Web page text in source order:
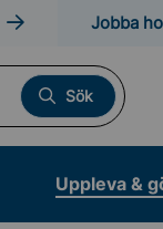
Jobba
Sök
Uppleva &